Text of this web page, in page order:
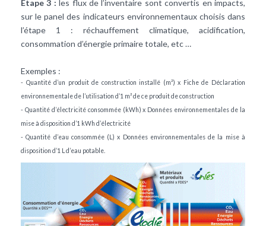
Etape 3 : les flux de l’inventaire sont convertis en impacts,
sur le panel des indicateurs environnementaux choisis dans
l’étape 1 : réchauffement climatique, acidification,
consommation d’énergie primaire totale, etc …
Exemples :
- Quantité d’un produit de construction installé (m²) x Fiche de Déclaration
environnementale de l’utilisation d’1 m² de ce produit de construction
- Quantité d’électricité consommée (kWh) x Données environnementales de la
mise à disposition d’1 kWh d’électricité
- Quantité d’eau consommée (L) x Données environnementales de la mise à
disposition d’1 L d’eau potable.